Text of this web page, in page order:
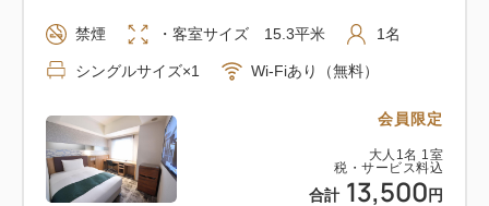
会員限定
大人 1名 1室
税・サービス料込
合計 13,500 円
禁煙 ・客室サイズ 15.3平米 1名
シングルサイズ×1 Wi-Fiあり（無料）